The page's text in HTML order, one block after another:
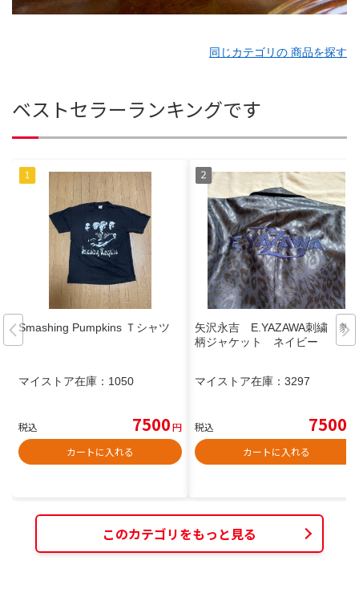
同じカテゴリの 商品を探す
ベストセラーランキングです
Smashing Pumpkins Ｔシャツ
マイストア在庫： 1050
税込 7500円
カートに入れる
矢沢永吉 E.YAZAWA刺繍 豹
柄ジャケット ネイビー
マイストア在庫： 3297
税込 7500
カートに入れる
このカテゴリをもっと見る